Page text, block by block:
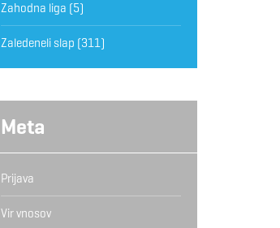
Zahodna liga (5)
Zaledeneli slap (311)
Meta
Prijava
Vir vnosov